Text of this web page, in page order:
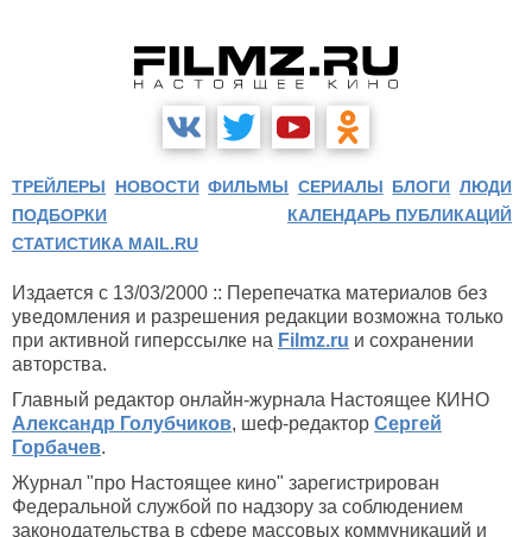
ТРЕЙЛЕРЫ НОВОСТИ ФИЛЬМЫ СЕРИАЛЫ БЛОГИ ЛЮДИ
ПОДБОРКИ
КАЛЕНДАРЬ ПУБЛИКАЦИЙ
СТАТИСТИКА MAIL.RU
Издается с 13/03/2000 :: Перепечатка материалов без
уведомления и разрешения редакции возможна только
при активной гиперссылке на Filmz.ru и сохранении
авторства.
Главный редактор онлайн-журнала Настоящее КИНО
Александр Голубчиков, шеф-редактор Сергей
Горбачев.
Журнал "про Настоящее кино" зарегистрирован
Федеральной службой по надзору за соблюдением
законодательства в сфере массовых коммуникаций и